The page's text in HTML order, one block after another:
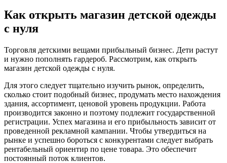
Как открыть магазин детской одежды
с нуля
Торговля детскими вещами прибыльный бизнес. Дети растут
и нужно пополнять гардероб. Рассмотрим, как открыть
магазин детской одежды с нуля.
Для этого следует тщательно изучить рынок, определить,
сколько стоит подобный бизнес, продумать место нахождения
здания, ассортимент, ценовой уровень продукции. Работа
производится законно и поэтому подлежит государственной
регистрации. Успех магазина и его прибыльность зависит от
проведенной рекламной кампании. Чтобы утвердиться на
рынке и успешно бороться с конкурентами следует выбрать
рентабельный ориентир по цене товара. Это обеспечит
постоянный поток клиентов.